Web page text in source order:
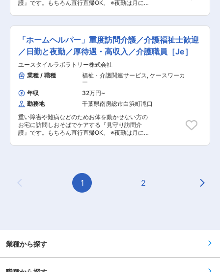
高齢者になるとされています。（65歳以上は全人
口の30.3％予想） 介護サービスのニーズが高ま
ら今です！
しております！ ■見守り・対話：状態の変化に気
を配りながらの安全管理 ■生活介助： 家事援助
んの吸引、経管栄養（胃ろう・腸ろう） など
※詳細は面談時にお伝えします ◎最初は先輩スタ
ッフが必ず同行し、業務の流れや注意点を徹底的
に指導します。未経験の方もプロとして成長でき
ます。
護』です。もちろん直行直帰OK。 ※夜勤は月に
方のご自宅へ伺い、生命と生活を支える、障害福
祉をメインとした訪問介護ケアのお仕事です。 ◎
ケアスタッフ業務 障がい者の方、高齢者の方、一
人ひとりに必要なケアを行っていく、専門的な介
護職です。 研修を通して、需要が非常に高い「医
療的ケア」ができるプロフェッショナルな介護士
としても成長できます。 人の役に立つ仕事をして
いきたい方、お待ちしております！ ・見守り ・
生活介助： 家事援助（洗濯、掃除、料理） ・身
体介護： 起床・就寝・入浴・食事の介助 ・外出
時の同行支援 ・医療的ケア： たんの吸引、経管
栄養（胃ろう・腸ろう） ・介護記録の記入 など
◎マネージャー業務 一緒にお仕事をするスタッフ
さんのシフト管理や教育など働きやすい環境を整
えるお仕事を主にお願いします。 質問や相談など
を気軽に受けられる頼られる社員さんとして活躍
作成 ・ご利用者様ごとのチーム管理 ・他事業
所・行政相手の打合せ ・事業部の運営、売上管理
・営業戦略の企画と実行 ・非常勤スタッフの採
援助など ◇13:00～／サービス記録、終了 ＜休
終了 ・直行直帰OK 【夜勤】 ◇22:00～／サービ
「ホームヘルパー」重度訪問介護／介護福祉士歓迎
／日勤と夜勤／厚待遇・高収入／介護職員［Je］
ユースタイルラボラトリー株式会社
業種 / 職種
福祉・介護関連サービス, ケースワーカ
ー
年収
32万円~
勤務地
千葉県南房総市白浜町滝口
重い障害や難病などのためお体を動かせない方の
お宅に訪問しおそばでケアする『見守り訪問介
護』です。もちろん直行直帰OK。 ※夜勤は月に
生活介助： 家事援助（洗濯、掃除、料理） ・身
体介護： 起床・就寝・入浴・食事の介助 ・外出
時の同行支援 ・医療的ケア： たんの吸引、経管
車いすへの移乗 ・お食事介助 ・外出援助など
◇13:00～／サービス記録、終了 ＜休憩・次の利
用者宅へ移動＞ ◇14:00～／利用者宅到着・サー
Previous Page
1 2
業種から探す